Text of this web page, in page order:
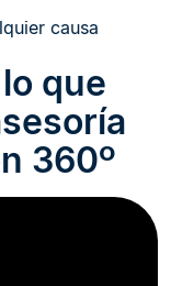
causa
que
360º